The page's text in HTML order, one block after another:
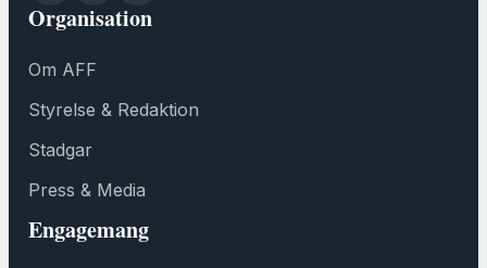
Organisation
Om AFF
Styrelse & Redaktion
Stadgar
Press & Media
Engagemang